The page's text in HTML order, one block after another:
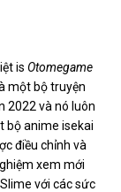
isOtomegame
một bộ truyện
2022 và nó luôn
bộ anime isekai
điều chỉnh và
xem mới
với các sức